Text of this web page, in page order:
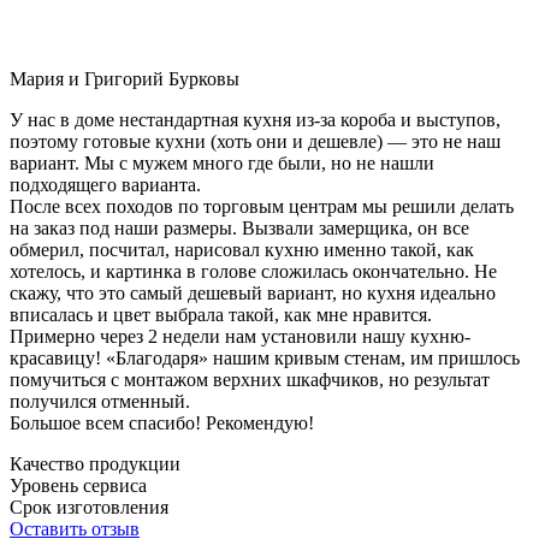
Мария и Григорий Бурковы
У нас в доме нестандартная кухня из-за короба и выступов,
поэтому готовые кухни (хоть они и дешевле) — это не наш
вариант. Мы с мужем много где были, но не нашли
подходящего варианта.
После всех походов по торговым центрам мы решили делать
на заказ под наши размеры. Вызвали замерщика, он все
обмерил, посчитал, нарисовал кухню именно такой, как
хотелось, и картинка в голове сложилась окончательно. Не
скажу, что это самый дешевый вариант, но кухня идеально
вписалась и цвет выбрала такой, как мне нравится.
Примерно через 2 недели нам установили нашу кухню-
красавицу! «Благодаря» нашим кривым стенам, им пришлось
помучиться с монтажом верхних шкафчиков, но результат
получился отменный.
Большое всем спасибо! Рекомендую!
Качество продукции
Уровень сервиса
Срок изготовления
Оставить отзыв